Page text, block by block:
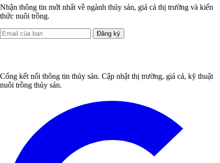
Nhận thông tin mới nhất về ngành thủy sản, giá cả thị trường và kiến
thức nuôi trồng.
Đăng ký
Cổng kết nối thông tin thủy sản. Cập nhật thị trường, giá cả, kỹ thuật
nuôi trồng thủy sản.